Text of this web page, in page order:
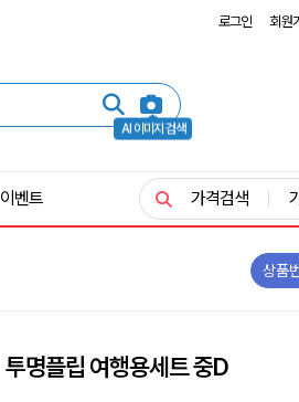
로그인 회원
AI 이미지 검색
이벤트 가격검색
상품
투명플립 여행용세트 중D